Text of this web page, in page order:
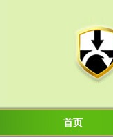
首页